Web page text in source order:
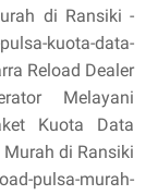
di Ransiki -
kuota-data-
Reload Dealer
Melayani
Kuota Data
Murah di Ransiki
pulsa-murah-